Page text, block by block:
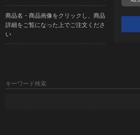
商品名・商品画像をクリックし、商品
詳細をご覧になった上でご注文くださ
い
キーワード検索